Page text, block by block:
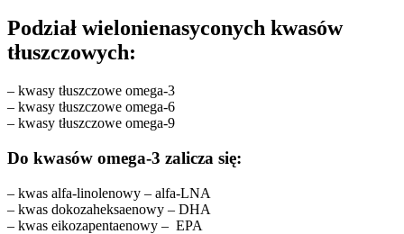
Podział wielonienasyconych kwasów
tłuszczowych:
– kwasy tłuszczowe omega-3
– kwasy tłuszczowe omega-6
– kwasy tłuszczowe omega-9
Do kwasów omega-3 zalicza się:
– kwas alfa-linolenowy – alfa-LNA
– kwas dokozaheksaenowy – DHA
– kwas eikozapentaenowy – EPA